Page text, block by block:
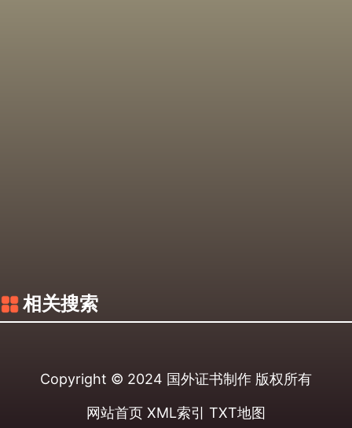
相关搜索
Copyright © 2024 国外证书制作 版权所有
网站首页 XML索引 TXT地图